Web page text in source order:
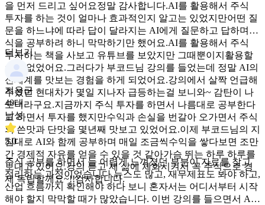
을 먼저 드리고 싶어요정말 감사합니다.AI를 활용해서 주식
투자를 하는 것이 얼마나 효과적인지 알고는 있었지만어떤 질
문을 하느냐에 따라 답이 달라지는 AI에게 질문하고 답하며주
식을 공부하려 하니 막막하기만 했어요.AI를 활용해서 주식
투자하는 책을 사보고 유튜브를 보았지만 그때뿐이지활용할
수가 없었어요.그러다가 부코드님 강의를 들었는데 정말 AI의
신세계를 맛보는 경험을 하게 되었어요.강의에서 살짝 언급해
주셨던 현대차가 몇일 지나자 급등하는걸 보니와~ 감탄이 나
오더라구요.지금까지 주식 투자를 하면서 나름대로 공부한다
고 하면서 투자를 했지만수익과 손실을 번갈아 오가면서 주식
의 쓴맛과 단맛을 몇년째 맛보고 있었어요.이제 부코드님의 지
침대로 AI와 함께 공부하며 매일 조금씩수익을 쌓다보면 조만
간 경제적 자유를 얻을 수 있을 것 같아가슴 뛰는 하루 하루를
보내고 있어요.강의 듣고 제 삶에 체화시켜서 꼭 주식으로 경
제 독립할께요~!!감사합니다.
더보기
지웅군
40대
남성
5.0
주식 공부를 하면서 늘 어렵게 느껴졌던 부분이 자료를 찾고
정리하는 과정이었습니다.뉴스도 많고, 재무제표도 봐야 하고,
산업 흐름까지 확인해야 하다 보니 혼자서는 어디서부터 시작
해야 할지 막막할 때가 많았습니다. 이번 강의를 들으면서 AI